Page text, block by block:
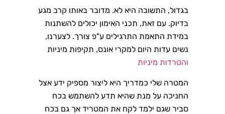
בגדול, התשובה היא לא. מדובר באותו קרב מגע
בדיוק. עם זאת, תכני האימון יכולים להשתנות
במידת התאמת התרגילים ע"פ צורך. לצערנו,
נשים עדות היום למקרי אונס, תקיפות מיניות
והטרדות מיניות
המטרה שלי כמדריך היא ליצור מספיק ידע אצל
החניכה על מנת שהיא תדע להשתמש בכח
סביר שגם ילמד לקח את המטריד אך גם בכח